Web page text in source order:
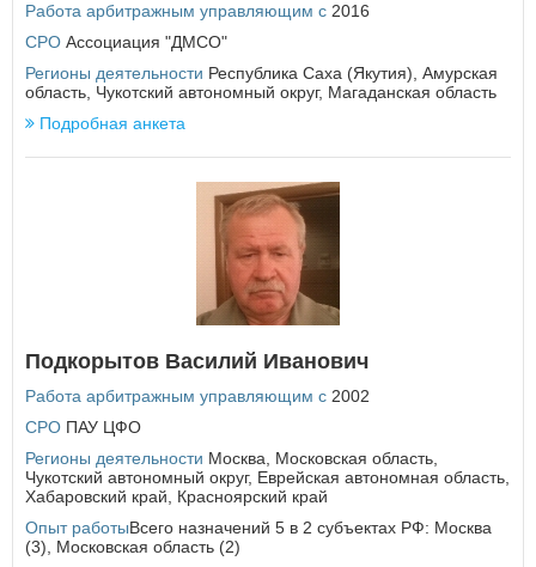
Забайкальский край
Ивановская область
Иркутская область
Кабардино-Балкарская Республика
Калининградская область
Карачаево-Черкесская Республика
Кемеровская область
Костромская область
Краснодарский край
Курганская область
Курская область
Л
Ленинградская область
Липецкая область
Работа арбитражным управляющим с 2016
СРО Ассоциация "ДМСО"
Регионы деятельности Республика Саха (Якутия) Амурская
область Чукотский автономный округ, Магаданская область
Подробная анкета
Подкорытов Василий Иванович
Работа арбитражным управляющим с 2002
СРО ПАУ ЦФО
Регионы деятельности Москва Московская область
Чукотский автономный округ, Еврейская автономная область
Хабаровский край
Красноярский край
Опыт работыВсего назначений 5 в 2 субъектах РФ: Москва
(3), Московская область (2)
Заголовок модального окна
Имя пользователя:
Забыли пароль?
ВОЙТИ
Не запоминать меня
Если вы АУ, тозарегистрируйтесь, если не можете войти, то
восстановите параль